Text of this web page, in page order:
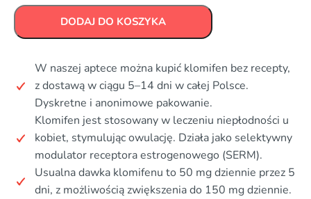
DODAJ DO KOSZYKA
W naszej aptece można kupić klomifen bez recepty,
z dostawą w ciągu 5–14 dni w całej Polsce.
Dyskretne i anonimowe pakowanie.
Klomifen jest stosowany w leczeniu niepłodności u
kobiet, stymulując owulację. Działa jako selektywny
modulator receptora estrogenowego (SERM).
Usualna dawka klomifenu to 50 mg dziennie przez 5
dni, z możliwością zwiększenia do 150 mg dziennie.